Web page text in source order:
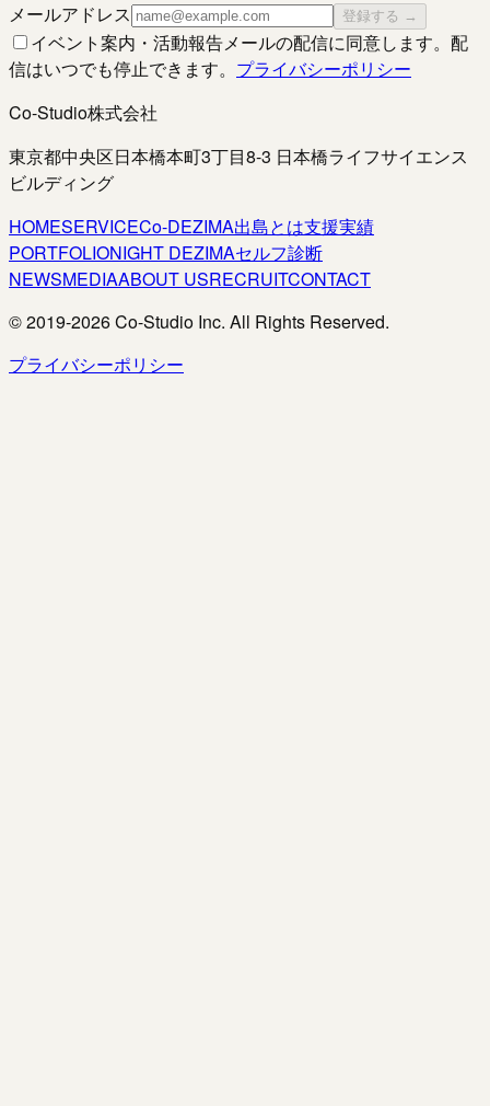
メールアドレス
登録する →
イベント案内・活動報告メールの配信に同意します。配
信はいつでも停止できます。 プライバシーポリシー
Co-Studio株式会社
東京都中央区日本橋本町3丁目8-3 日本橋ライフサイエンス
ビルディング
HOMESERVICECo-DEZIMA出島とは支援実績
PORTFOLIONIGHT DEZIMAセルフ診断
NEWSMEDIAABOUT USRECRUITCONTACT
© 2019-2026Co-Studio Inc. All Rights Reserved.
プライバシーポリシー